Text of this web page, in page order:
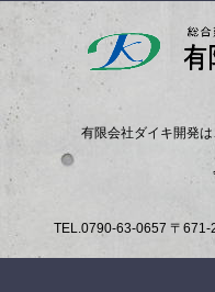
有限会社ダイキ開発
TEL. 0790-63-0657 〒671-